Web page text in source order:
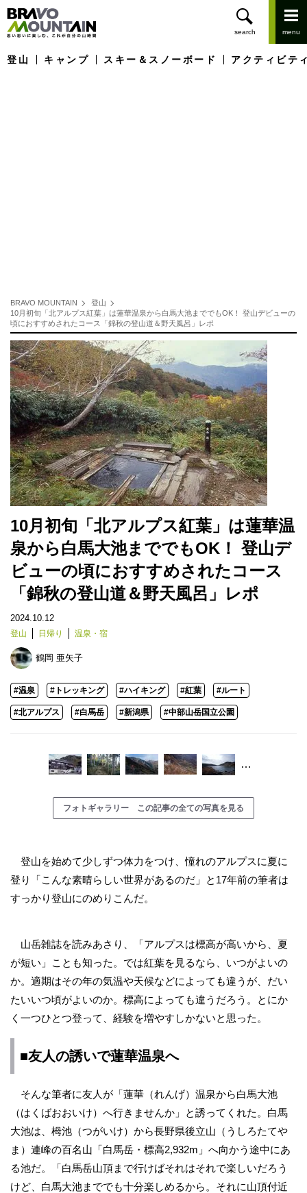
登山 キャンプ スキー＆スノーボード アクティビテ
BRAVO MOUNTAIN
登山
10月初旬「北アルプス紅葉」は蓮華温泉から白馬大池まででもOK！ 登山デビューの
頃におすすめされたコース「錦秋の登山道＆野天風呂」レポ
10月初旬「北アルプス紅葉」は蓮華温
泉から白馬大池まででもOK！ 登山デ
ビューの頃におすすめされたコース
「錦秋の登山道＆野天風呂」レポ
2024.10.12
登山 日帰り 温泉・宿
鶴岡 亜矢子
#温泉 #トレッキング #ハイキング #紅葉 #ルート
#北アルプス #白馬岳 #新潟県 #中部山岳国立公園
…
フォトギャラリー この記事の全ての写真を見る
登山を始めて少しずつ体力をつけ、憧れのアルプスに夏に
登り「こんな素晴らしい世界があるのだ」と17年前の筆者は
すっかり登山にのめりこんだ。
山岳雑誌を読みあさり、「アルプスは標高が高いから、夏
が短い」ことも知った。では紅葉を見るなら、いつがよいの
か。適期はその年の気温や天候などによっても違うが、だい
たいいつ頃がよいのか。標高によっても違うだろう。とにか
く一つひとつ登って、経験を増やすしかないと思った。
■友人の誘いで蓮華温泉へ
そんな筆者に友人が「蓮華（れんげ）温泉から白馬大池
（はくばおおいけ）へ行きませんか」と誘ってくれた。白馬
大池は、栂池（つがいけ）から長野県後立山（うしろたてや
ま）連峰の百名山「白馬岳・標高2,932m」へ向かう途中にあ
る池だ。「白馬岳山頂まで行けばそれはそれで楽しいだろう
けど、白馬大池まででも十分楽しめるから。それに山頂付近